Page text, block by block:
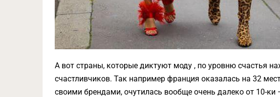
А вот страны, которые диктуют моду , по уровню счастья
счастливчиков. Так например франция оказалась на 32
своими брендами, очутилась вообще очень далеко от 10-ки